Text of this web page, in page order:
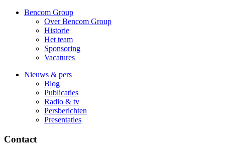
Bencom Group
Over Bencom Group
Historie
Het team
Sponsoring
Vacatures
Nieuws & pers
Blog
Publicaties
Radio & tv
Persberichten
Presentaties
Contact